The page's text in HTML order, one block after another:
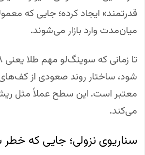
قدرتمند» ایجاد کرده؛ جایی که
میان‌مدت وارد بازار می‌شوند.
شود، ساختار روند صعودی از
معتبر است. این سطح عملاً مثل
می‌کند.
سناریوی نزولی؛ جایی که